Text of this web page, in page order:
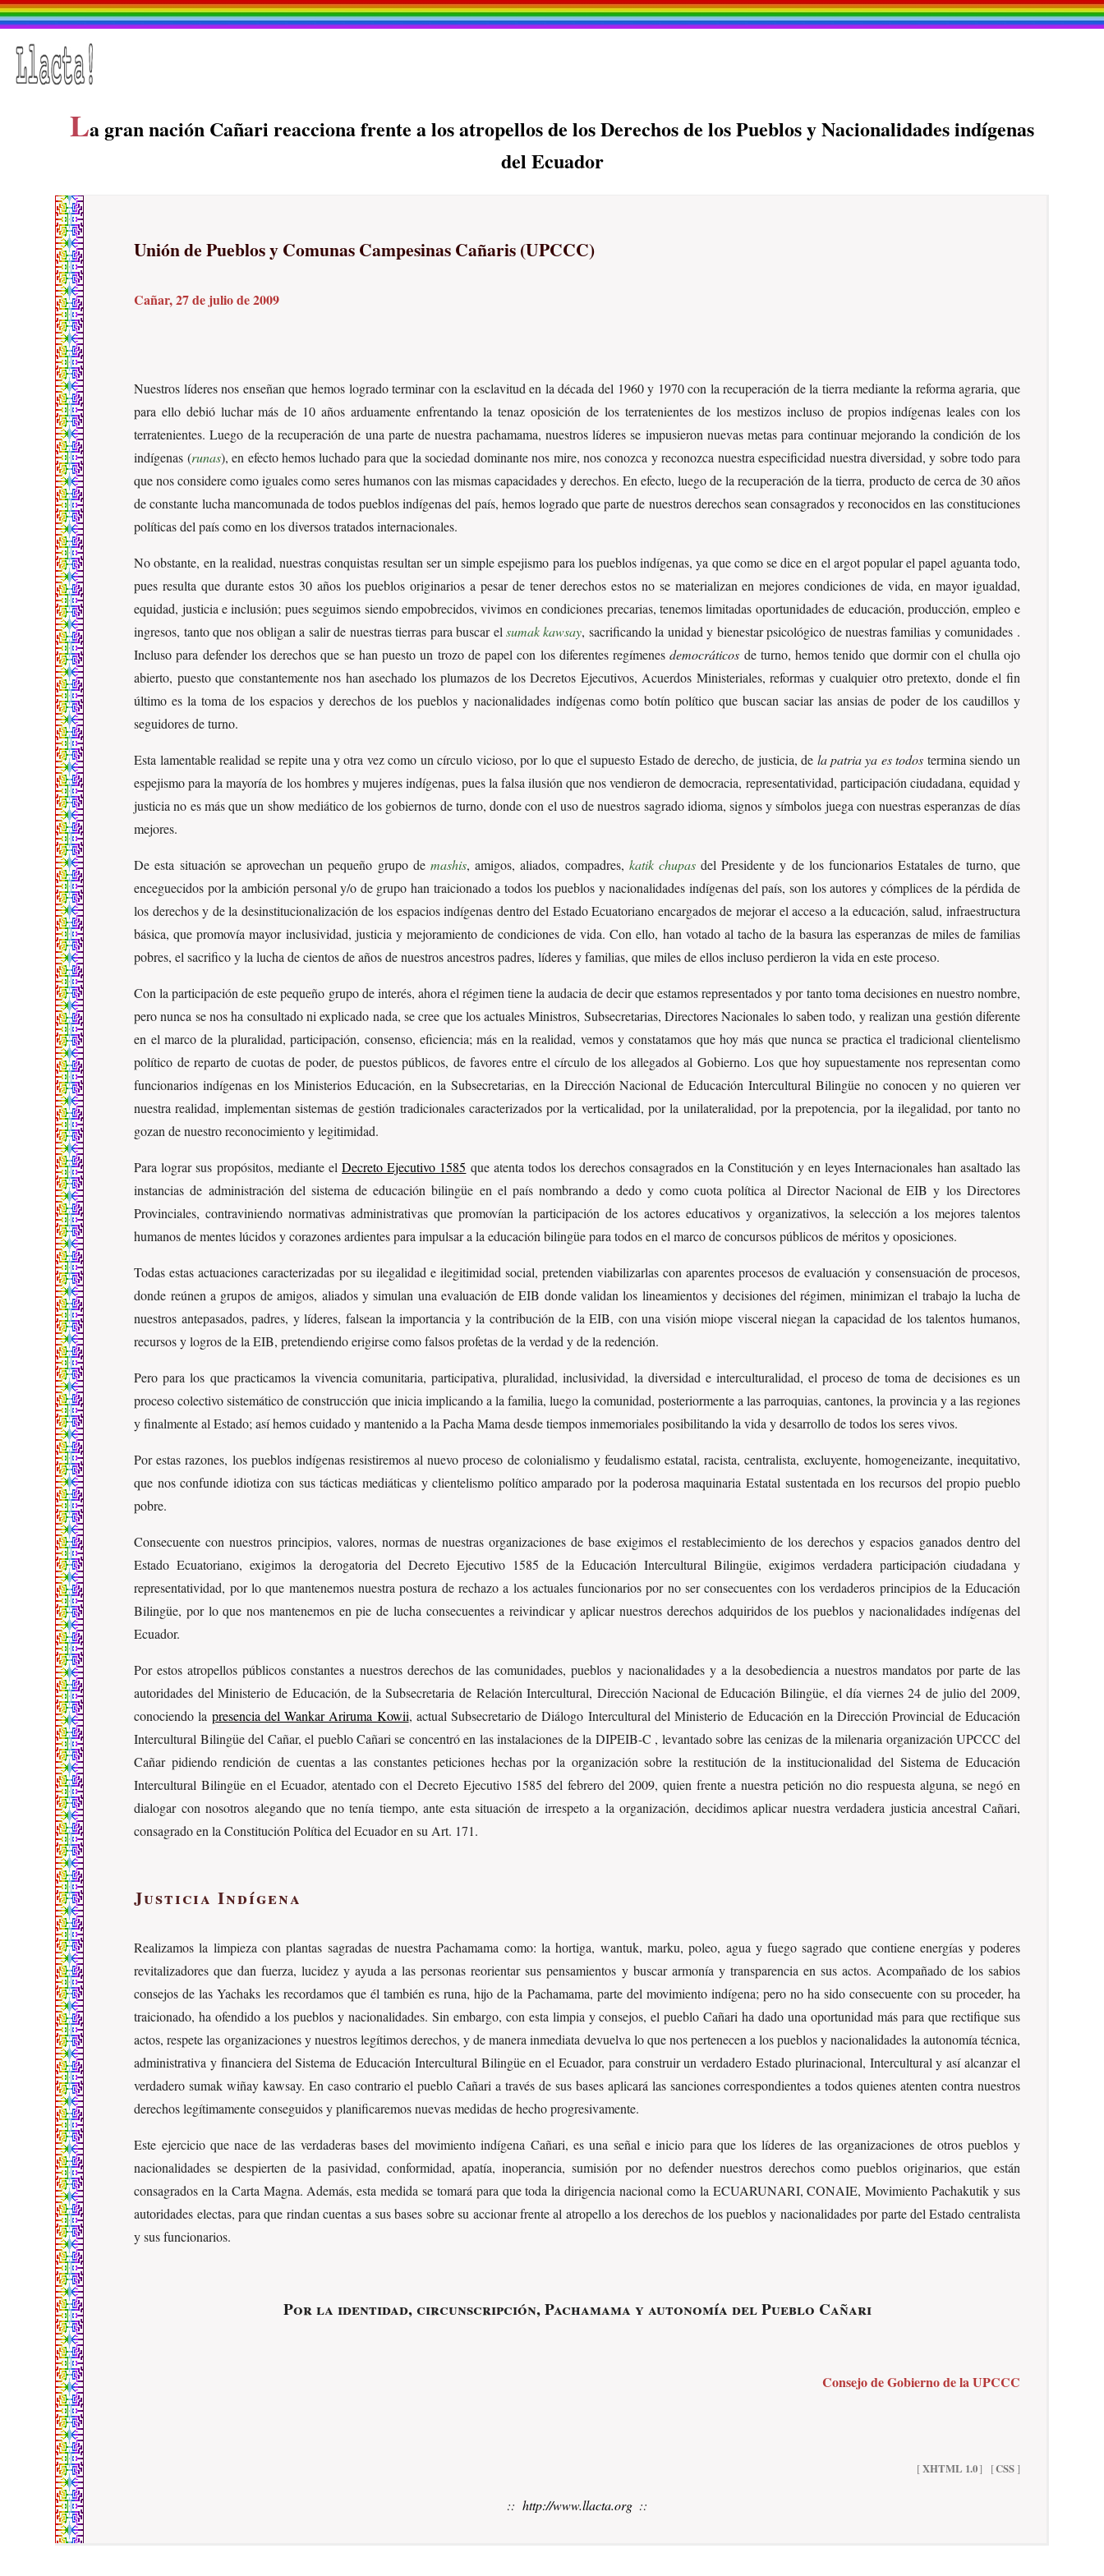
La gran nación Cañari reacciona frente a los atropellos de los Derechos de los Pueblos y Nacionalidades indígenas
del Ecuador
Unión de Pueblos y Comunas Campesinas Cañaris (UPCCC)
Cañar, 27 de julio de 2009
Nuestros líderes nos enseñan que hemos logrado terminar con la esclavitud en la década del 1960 y 1970 con la recuperación de la tierra mediante la reforma agraria, que
para ello debió luchar más de 10 años arduamente enfrentando la tenaz oposición de los terratenientes de los mestizos incluso de propios indígenas leales con los
terratenientes. Luego de la recuperación de una parte de nuestra pachamama, nuestros líderes se impusieron nuevas metas para continuar mejorando la condición de los
indígenas (runas), en efecto hemos luchado para que la sociedad dominante nos mire, nos conozca y reconozca nuestra especificidad nuestra diversidad, y sobre todo para
que nos considere como iguales como seres humanos con las mismas capacidades y derechos. En efecto, luego de la recuperación de la tierra, producto de cerca de 30 años
de constante lucha mancomunada de todos pueblos indígenas del país, hemos logrado que parte de nuestros derechos sean consagrados y reconocidos en las constituciones
políticas del país como en los diversos tratados internacionales.
No obstante, en la realidad, nuestras conquistas resultan ser un simple espejismo para los pueblos indígenas, ya que como se dice en el argot popular el papel aguanta todo,
pues resulta que durante estos 30 años los pueblos originarios a pesar de tener derechos estos no se materializan en mejores condiciones de vida, en mayor igualdad,
equidad, justicia e inclusión; pues seguimos siendo empobrecidos, vivimos en condiciones precarias, tenemos limitadas oportunidades de educación, producción, empleo e
ingresos, tanto que nos obligan a salir de nuestras tierras para buscar elsumak kawsay, sacrificando la unidad y bienestar psicológico de nuestras familias y comunidades .
Incluso para defender los derechos que se han puesto un trozo de papel con los diferentes regímenesdemocráticos de turno, hemos tenido que dormir con el chulla ojo
abierto, puesto que constantemente nos han asechado los plumazos de los Decretos Ejecutivos, Acuerdos Ministeriales, reformas y cualquier otro pretexto, donde el fin
último es la toma de los espacios y derechos de los pueblos y nacionalidades indígenas como botín político que buscan saciar las ansias de poder de los caudillos y
seguidores de turno.
Esta lamentable realidad se repite una y otra vez como un círculo vicioso, por lo que el supuesto Estado de derecho, de justicia, de la patria ya es todos termina siendo un
espejismo para la mayoría de los hombres y mujeres indígenas, pues la falsa ilusión que nos vendieron de democracia, representatividad, participación ciudadana, equidad y
justicia no es más que un show mediático de los gobiernos de turno, donde con el uso de nuestros sagrado idioma, signos y símbolos juega con nuestras esperanzas de días
mejores.
De esta situación se aprovechan un pequeño grupo de mashis, amigos, aliados, compadres, katik chupasdel Presidente y de los funcionarios Estatales de turno, que
enceguecidos por la ambición personal y/o de grupo han traicionado a todos los pueblos y nacionalidades indígenas del país, son los autores y cómplices de la pérdida de
los derechos y de la desinstitucionalización de los espacios indígenas dentro del Estado Ecuatoriano encargados de mejorar el acceso a la educación, salud, infraestructura
básica, que promovía mayor inclusividad, justicia y mejoramiento de condiciones de vida. Con ello, han votado al tacho de la basura las esperanzas de miles de familias
pobres, el sacrifico y la lucha de cientos de años de nuestros ancestros padres, líderes y familias, que miles de ellos incluso perdieron la vida en este proceso.
Con la participación de este pequeño grupo de interés, ahora el régimen tiene la audacia de decir que estamos representados y por tanto toma decisiones en nuestro nombre,
pero nunca se nos ha consultado ni explicado nada, se cree que los actuales Ministros, Subsecretarias, Directores Nacionales lo saben todo, y realizan una gestión diferente
en el marco de la pluralidad, participación, consenso, eficiencia; más en la realidad, vemos y constatamos que hoy más que nunca se practica el tradicional clientelismo
político de reparto de cuotas de poder, de puestos públicos, de favores entre el círculo de los allegados al Gobierno. Los que hoy supuestamente nos representan como
funcionarios indígenas en los Ministerios Educación, en la Subsecretarias, en la Dirección Nacional de Educación Intercultural Bilingüe no conocen y no quieren ver
nuestra realidad, implementan sistemas de gestión tradicionales caracterizados por la verticalidad, por la unilateralidad, por la prepotencia, por la ilegalidad, por tanto no
gozan de nuestro reconocimiento y legitimidad.
Para lograr sus propósitos, mediante elDecreto Ejecutivo 1585 que atenta todos los derechos consagrados en la Constitución y en leyes Internacionales han asaltado las
instancias de administración del sistema de educación bilingüe en el país nombrando a dedo y como cuota política al Director Nacional de EIB y los Directores
Provinciales, contraviniendo normativas administrativas que promovían la participación de los actores educativos y organizativos, la selección a los mejores talentos
humanos de mentes lúcidos y corazones ardientes para impulsar a la educación bilingüe para todos en el marco de concursos públicos de méritos y oposiciones.
Todas estas actuaciones caracterizadas por su ilegalidad e ilegitimidad social, pretenden viabilizarlas con aparentes procesos de evaluación y consensuación de procesos,
donde reúnen a grupos de amigos, aliados y simulan una evaluación de EIB donde validan los lineamientos y decisiones del régimen, minimizan el trabajo la lucha de
nuestros antepasados, padres, y líderes, falsean la importancia y la contribución de la EIB, con una visión miope visceral niegan la capacidad de los talentos humanos,
recursos y logros de la EIB, pretendiendo erigirse como falsos profetas de la verdad y de la redención.
Pero para los que practicamos la vivencia comunitaria, participativa, pluralidad, inclusividad, la diversidad e interculturalidad, el proceso de toma de decisiones es un
proceso colectivo sistemático de construcción que inicia implicando a la familia, luego la comunidad, posteriormente a las parroquias, cantones, la provincia y a las regiones
y finalmente al Estado; así hemos cuidado y mantenido a la Pacha Mama desde tiempos inmemoriales posibilitando la vida y desarrollo de todos los seres vivos.
Por estas razones, los pueblos indígenas resistiremos al nuevo proceso de colonialismo y feudalismo estatal, racista, centralista, excluyente, homogeneizante, inequitativo,
que nos confunde idiotiza con sus tácticas mediáticas y clientelismo político amparado por la poderosa maquinaria Estatal sustentada en los recursos del propio pueblo
pobre.
Consecuente con nuestros principios, valores, normas de nuestras organizaciones de base exigimos el restablecimiento de los derechos y espacios ganados dentro del
Estado Ecuatoriano, exigimos la derogatoria del Decreto Ejecutivo 1585 de la Educación Intercultural Bilingüe, exigimos verdadera participación ciudadana y
representatividad, por lo que mantenemos nuestra postura de rechazo a los actuales funcionarios por no ser consecuentes con los verdaderos principios de la Educación
Bilingüe, por lo que nos mantenemos en pie de lucha consecuentes a reivindicar y aplicar nuestros derechos adquiridos de los pueblos y nacionalidades indígenas del
Ecuador.
Por estos atropellos públicos constantes a nuestros derechos de las comunidades, pueblos y nacionalidades y a la desobediencia a nuestros mandatos por parte de las
autoridades del Ministerio de Educación, de la Subsecretaria de Relación Intercultural, Dirección Nacional de Educación Bilingüe, el día viernes 24 de julio del 2009,
conociendo la presencia del Wankar Ariruma Kowii, actual Subsecretario de Diálogo Intercultural del Ministerio de Educación en la Dirección Provincial de Educación
Intercultural Bilingüe del Cañar, el pueblo Cañari se concentró en las instalaciones de la DIPEIB-C , levantado sobre las cenizas de la milenaria organización UPCCC del
Cañar pidiendo rendición de cuentas a las constantes peticiones hechas por la organización sobre la restitución de la institucionalidad del Sistema de Educación
Intercultural Bilingüe en el Ecuador, atentado con el Decreto Ejecutivo 1585 del febrero del 2009, quien frente a nuestra petición no dio respuesta alguna, se negó en
dialogar con nosotros alegando que no tenía tiempo, ante esta situación de irrespeto a la organización, decidimos aplicar nuestra verdadera justicia ancestral Cañari,
consagrado en la Constitución Política del Ecuador en su Art. 171.
Justicia Indígena
Realizamos la limpieza con plantas sagradas de nuestra Pachamama como: la hortiga, wantuk, marku, poleo, agua y fuego sagrado que contiene energías y poderes
revitalizadores que dan fuerza, lucidez y ayuda a las personas reorientar sus pensamientos y buscar armonía y transparencia en sus actos. Acompañado de los sabios
consejos de las Yachaks les recordamos que él también es runa, hijo de la Pachamama, parte del movimiento indígena; pero no ha sido consecuente con su proceder, ha
traicionado, ha ofendido a los pueblos y nacionalidades. Sin embargo, con esta limpia y consejos, el pueblo Cañari ha dado una oportunidad más para que rectifique sus
actos, respete las organizaciones y nuestros legítimos derechos, y de manera inmediata devuelva lo que nos pertenecen a los pueblos y nacionalidades la autonomía técnica,
administrativa y financiera del Sistema de Educación Intercultural Bilingüe en el Ecuador, para construir un verdadero Estado plurinacional, Intercultural y así alcanzar el
verdadero sumak wiñay kawsay. En caso contrario el pueblo Cañari a través de sus bases aplicará las sanciones correspondientes a todos quienes atenten contra nuestros
derechos legítimamente conseguidos y planificaremos nuevas medidas de hecho progresivamente.
Este ejercicio que nace de las verdaderas bases del movimiento indígena Cañari, es una señal e inicio para que los líderes de las organizaciones de otros pueblos y
nacionalidades se despierten de la pasividad, conformidad, apatía, inoperancia, sumisión por no defender nuestros derechos como pueblos originarios, que están
consagrados en la Carta Magna. Además, esta medida se tomará para que toda la dirigencia nacional como la ECUARUNARI, CONAIE, Movimiento Pachakutik y sus
autoridades electas, para que rindan cuentas a sus bases sobre su accionar frente al atropello a los derechos de los pueblos y nacionalidades por parte del Estado centralista
y sus funcionarios.
Por la identidad, circunscripción, Pachamama y autonomía del Pueblo Cañari
Consejo de Gobierno de la UPCCC
[XHTML 1.0] [CSS]
:: http://www.llacta.org ::